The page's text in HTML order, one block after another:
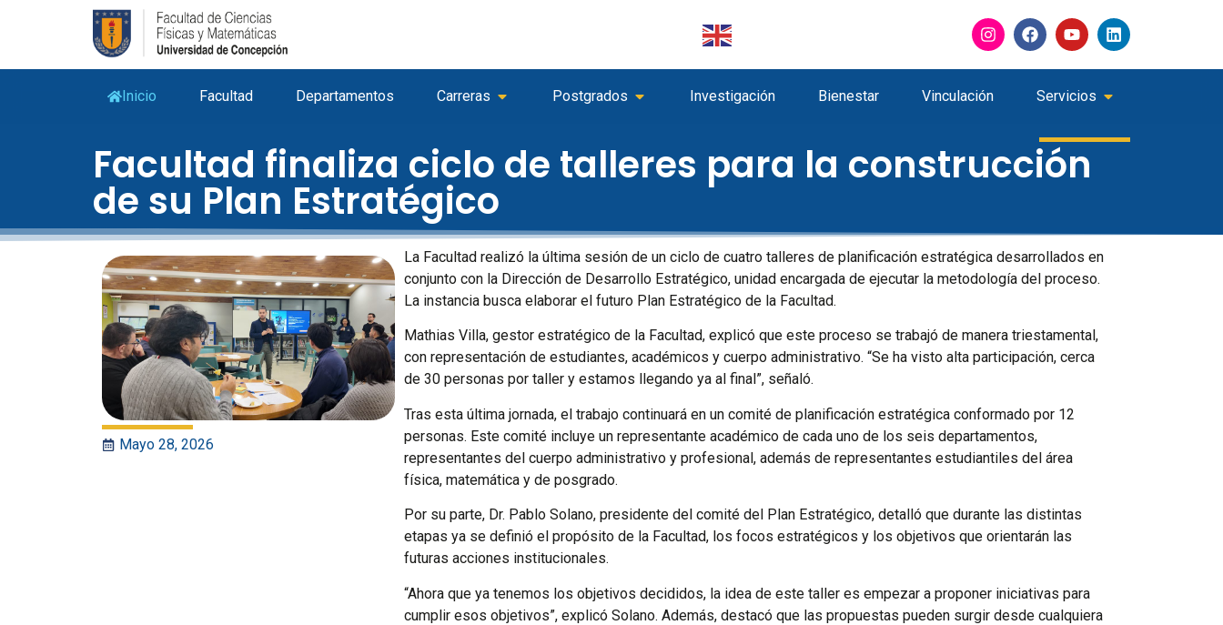
Inicio Facultad Departamentos Carreras Postgrados Investigación Bienestar Vinculación Servicios
Facultad finaliza ciclo de talleres para la construcción
de su Plan Estratégico
Mayo 28, 2026
La Facultad realizó la última sesión de un ciclo de cuatro talleres de planificación estratégica desarrollados en
conjunto con la Dirección de Desarrollo Estratégico, unidad encargada de ejecutar la metodología del proceso.
La instancia busca elaborar el futuro Plan Estratégico de la Facultad.
Mathias Villa, gestor estratégico de la Facultad, explicó que este proceso se trabajó de manera triestamental,
con representación de estudiantes, académicos y cuerpo administrativo. “Se ha visto alta participación, cerca
de 30 personas por taller y estamos llegando ya al final”, señaló.
Tras esta última jornada, el trabajo continuará en un comité de planificación estratégica conformado por 12
personas. Este comité incluye un representante académico de cada uno de los seis departamentos,
representantes del cuerpo administrativo y profesional, además de representantes estudiantiles del área
física, matemática y de posgrado.
Por su parte, Dr. Pablo Solano, presidente del comité del Plan Estratégico, detalló que durante las distintas
etapas ya se definió el propósito de la Facultad, los focos estratégicos y los objetivos que orientarán las
futuras acciones institucionales.
“Ahora que ya tenemos los objetivos decididos, la idea de este taller es empezar a proponer iniciativas para
cumplir esos objetivos”, explicó Solano. Además, destacó que las propuestas pueden surgir desde cualquiera